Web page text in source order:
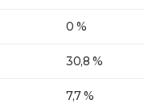
0 %
30,8 %
7,7 %